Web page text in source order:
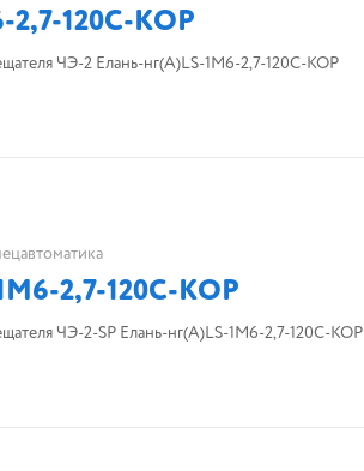
2,7-120С-КОР
ЧЭ-2 Елань-нг(А)LS-1М6-2,7-120С-КОР
2,7-120С-КОР
ЧЭ-2-SP Елань-нг(А)LS-1М6-2,7-120С-КОР